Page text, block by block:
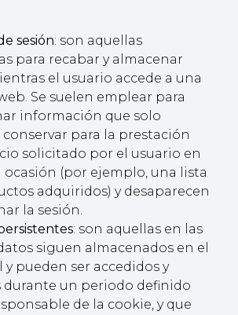
sesión: son aquellas
para recabar y almacenar
el usuario accede a una
Se suelen emplear para
información que solo
para la prestación
solicitado por el usuario en
ocasión (por ejemplo, una lista
adquiridos) y desaparecen
la sesión.
: son aquellas en las
siguen almacenados en el
pueden ser accedidos y
durante un periodo definido
de la cookie, y que